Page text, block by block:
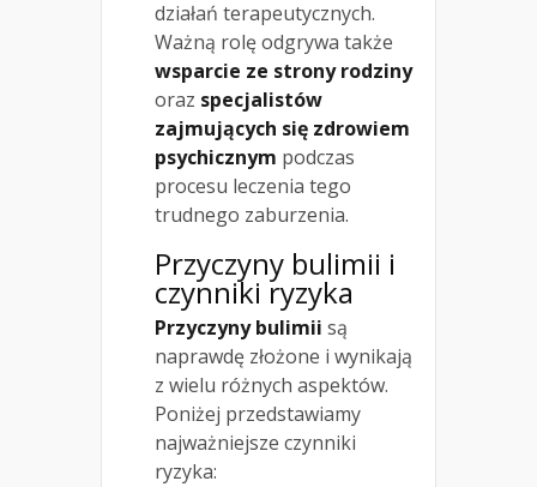
działań terapeutycznych.
Ważną rolę odgrywa także
wsparcie ze strony rodziny
oraz specjalistów
zajmujących się zdrowiem
psychicznym podczas
procesu leczenia tego
trudnego zaburzenia.
Przyczyny bulimii i
czynniki ryzyka
Przyczyny bulimii są
naprawdę złożone i wynikają
z wielu różnych aspektów.
Poniżej przedstawiamy
najważniejsze czynniki
ryzyka: